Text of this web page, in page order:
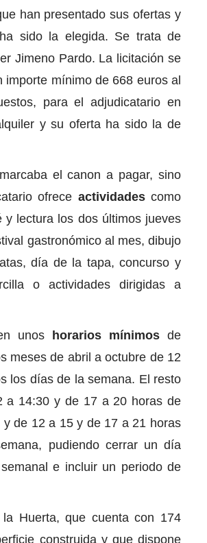
han presentado sus ofertas y
sido la elegida. Se trata de
Jimeno Pardo. La licitación se
importe mínimo de 668 euros al
para el adjudicatario en
y su oferta ha sido la de
el canon a pagar, sino
ofrece actividadescomo
y lectura los dos últimos jueves
gastronómico al mes, dibujo
día de la tapa, concurso y
o actividades dirigidas a
unos horarios mínimos de
meses de abril a octubre de 12
los días de la semana. El resto
a 14:30 y de 17 a 20 horas de
y de 12 a 15 y de 17 a 21 horas
pudiendo cerrar un día
e incluir un periodo de
Huerta, que cuenta con 174
construida y que dispone